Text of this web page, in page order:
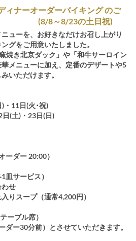
ナーオーダーバイキング のご
8/23の土日祝)
ューを、お好きなだけお召し上がり
グをご用意いたしました。
焼き北京ダック」や「和牛サーロイン
メニューに加え、定番のデザートや5
いただけます。
・11日(火･祝)
(土)・23日(日)
ーダー 20:00）
皿サービス）
わせ
りスープ（通常4,200円）
ーブル席）
ダー30分前）とさせていただきます。